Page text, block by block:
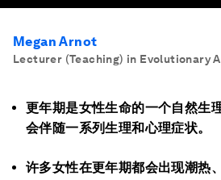
Megan Arnot
Lecturer (Teaching) in Evolutionary
更年期是女性生命的一个自然生
会伴随一系列生理和心理症状。
许多女性在更年期都会出现潮热